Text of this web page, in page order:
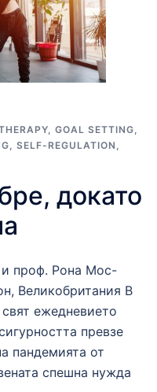
, GOAL SETTING,
, SELF-REGULATION ,
докато
проф. Рона Мос-
Великобритания В
ежедневието
превзе
пандемията от
спешна нужда